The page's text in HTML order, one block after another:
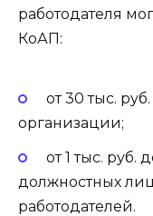
работодателя
КоАП:
от 30 тыс.
организации;
от 1 тыс. руб.
должностных
работодателей.